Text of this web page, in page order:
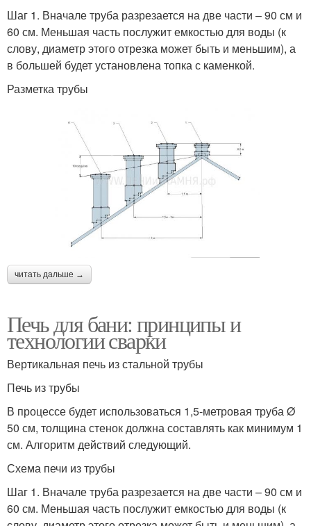
Шаг 1. Вначале труба разрезается на две части – 90 см и
60 см. Меньшая часть послужит емкостью для воды (к
слову, диаметр этого отрезка может быть и меньшим), а
в большей будет установлена топка с каменкой.
Разметка трубы
читать дальше →
Печь для бани: принципы и
технологии сварки
Вертикальная печь из стальной трубы
Печь из трубы
В процессе будет использоваться 1,5-метровая труба Ø
50 см, толщина стенок должна составлять как минимум 1
см. Алгоритм действий следующий.
Схема печи из трубы
Шаг 1. Вначале труба разрезается на две части – 90 см и
60 см. Меньшая часть послужит емкостью для воды (к